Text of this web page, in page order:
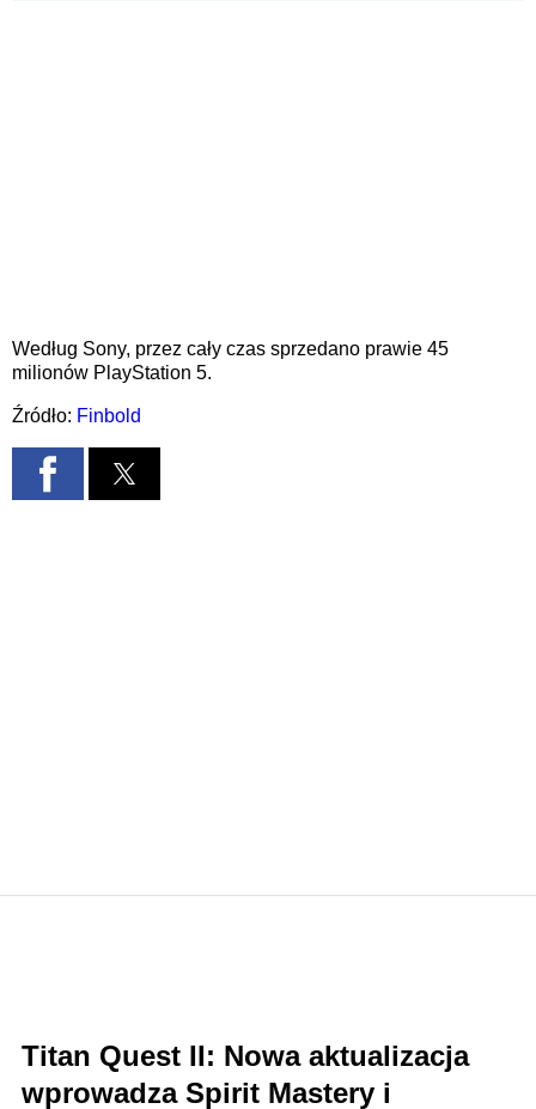
Według Sony, przez cały czas sprzedano prawie 45
milionów PlayStation 5.
Źródło: Finbold